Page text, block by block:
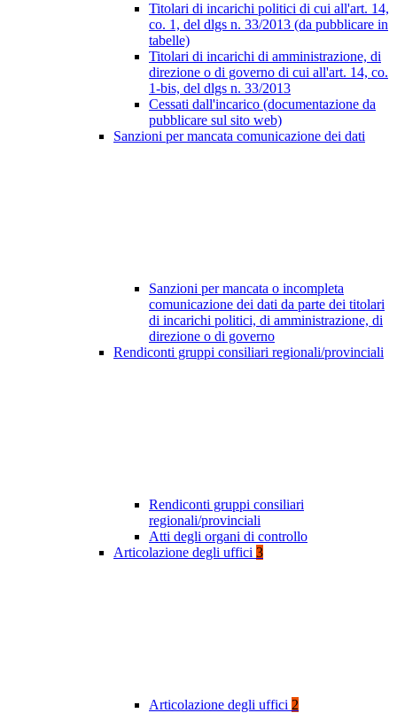
Titolari di incarichi politici di cui all'art. 14,
co. 1, del dlgs n. 33/2013 (da pubblicare in
tabelle)
Titolari di incarichi di amministrazione, di
direzione o di governo di cui all'art. 14, co.
1-bis, del dlgs n. 33/2013
Cessati dall'incarico (documentazione da
pubblicare sul sito web)
Sanzioni per mancata comunicazione dei dati
Sanzioni per mancata o incompleta
comunicazione dei dati da parte dei titolari
di incarichi politici, di amministrazione, di
direzione o di governo
Rendiconti gruppi consiliari regionali/provinciali
Rendiconti gruppi consiliari
regionali/provinciali
Atti degli organi di controllo
Articolazione degli uffici 3
Articolazione degli uffici 2